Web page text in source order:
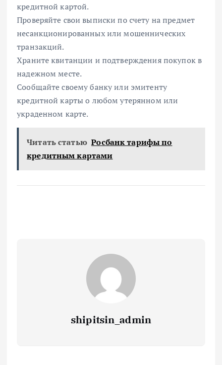
кредитной картой.
Проверяйте свои выписки по счету на предмет
несанкционированных или мошеннических
транзакций.
Храните квитанции и подтверждения покупок в
надежном месте.
Сообщайте своему банку или эмитенту
кредитной карты о любом утерянном или
украденном карте.
Читать статью Росбанк тарифы по
кредитным картами
shipitsin_admin